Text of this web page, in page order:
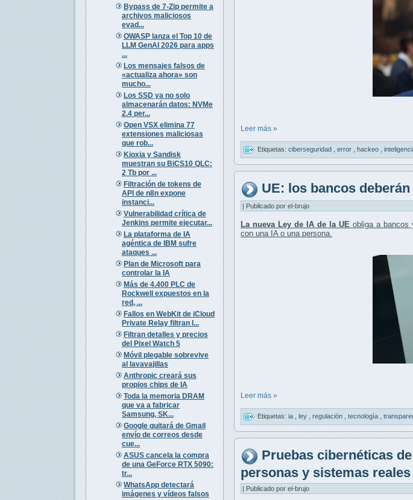
Bypass de 7-Zip permite a
archivos maliciosos
evad...
OWASP lanza el Top 10 de
LLM GenAI 2026 para apps
...
Los mensajes falsos de
«actualiza ahora» son
mucho...
Los SSD ya no solo
almacenarán datos: NVMe
2.4 per...
Open VSX elimina 77
extensiones maliciosas
que rob...
Kioxia y Sandisk
muestran su BiCS10 QLC:
2 Tb por ...
Filtración de tokens de
API de n8n expone
instanci...
Vulnerabilidad crítica de
Jenkins permite ejecutar...
La plataforma de IA
agéntica de IBM sufre
ataques ...
Plan de Microsoft para
controlar la IA
Más de 4.400 PLC de
Rockwell expuestos en la
red, ...
Fallos en WebKit de iCloud
Private Relay filtran I...
Filtran detalles y precios
del Pixel Watch 5
Móvil plegable sobrevive
al lavavajillas
Anthropic creará sus
propios chips de IA
Toda la memoria DRAM
que va a fabricar
Samsung, SK...
Google quitará de Gmail
envío de correos desde
cue...
ASUS cancela la compra
de una GeForce RTX 5090:
tr...
WhatsApp detectará
imágenes y vídeos falsos
Leer más »
Etiquetas: ciberseguridad error hackeo
UE: los bancos
| Publicado por el-brujo
La nueva Ley de IA de la UEobliga a bancos
con una IA o una persona.
Leer más »
Etiquetas: ia ley regulación tecnología
Pruebas cibernéticas
personas y sistemas reales
| Publicado por el-brujo